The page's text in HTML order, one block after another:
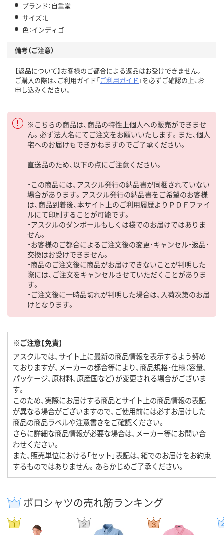
ブランド：自重堂
サイズ：L
色：インディゴ
備考（ご注意）
【返品について】お客様のご都合による返品はお受けできません。
ご購入の際は、ご利用ガイド「ご利用ガイド 」を必ずご確認の上、お
申し込みください。
※こちらの商品は、商品の特性上個人への販売ができませ
ん。必ず法人名にてご注文をお願いいたします。また、個人
宅へのお届けもできかねますのでご了承ください。
直送品のため、以下の点にご注意ください。
・この商品には、アスクル発行の納品書が同梱されていない
場合があります。アスクル発行の納品書をご希望のお客様
は、商品到着後、本サイト上のご利用履歴よりＰＤＦファイ
ルにて印刷することが可能です。
・アスクルのダンボールもしくは袋でのお届けではありま
せん。
・お客様のご都合によるご注文後の変更・キャンセル・返品・
交換はお受けできません。
・商品のご注文後に商品がお届けできないことが判明した
際には、ご注文をキャンセルさせていただくことがありま
す。
・ご注文後に一時品切れが判明した場合は、入荷次第のお届
けとなります。
※ご注意【免責】
アスクルでは、サイト上に最新の商品情報を表示するよう努め
ておりますが、メーカーの都合等により、商品規格・仕様（容量、
パッケージ、原材料、原産国など）が変更される場合がございま
す。
このため、実際にお届けする商品とサイト上の商品情報の表記
が異なる場合がございますので、ご使用前には必ずお届けした
商品の商品ラベルや注意書きをご確認ください。
さらに詳細な商品情報が必要な場合は、メーカー等にお問い合
わせください。
また、販売単位における「セット」表記は、箱でのお届けをお約束
するものではありません。あらかじめご了承ください。
ポロシャツの売れ筋ランキング